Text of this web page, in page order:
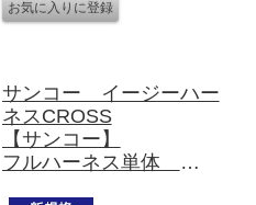
サンコー イージーハー
ネスCROSS
【サンコー】
フルハーネス単体